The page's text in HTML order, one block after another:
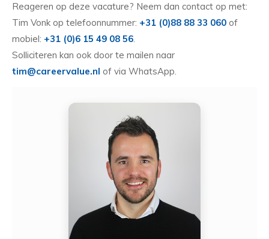
Reageren op deze vacature? Neem dan contact op met:
Tim Vonk op telefoonnummer: +31 (0)88 88 33 060 of
mobiel: +31 (0)6 15 49 08 56.
Solliciteren kan ook door te mailen naar
tim@careervalue.nl of via WhatsApp.